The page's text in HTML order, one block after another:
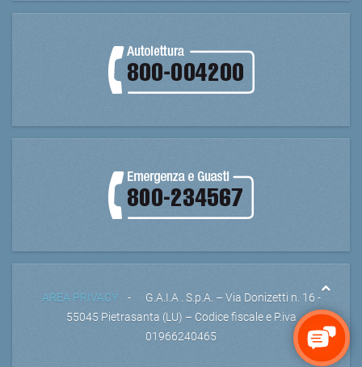
AREA PRIVACY- G.A.I.A . S.p.A. – Via Donizetti n. 16 -
55045 Pietrasanta (LU) – Codice fiscale e P.iva
01966240465